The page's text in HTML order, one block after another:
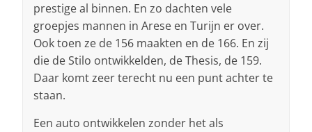
prestige al binnen. En zo dachten vele
groepjes mannen in Arese en Turijn er over.
Ook toen ze de 156 maakten en de 166. En zij
die de Stilo ontwikkelden, de Thesis, de 159.
Daar komt zeer terecht nu een punt achter te
staan.
Een auto ontwikkelen zonder het als